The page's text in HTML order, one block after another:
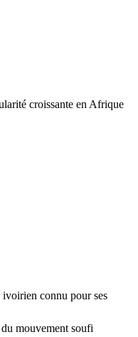
croissante en Afrique
connu pour ses
mouvement soufi